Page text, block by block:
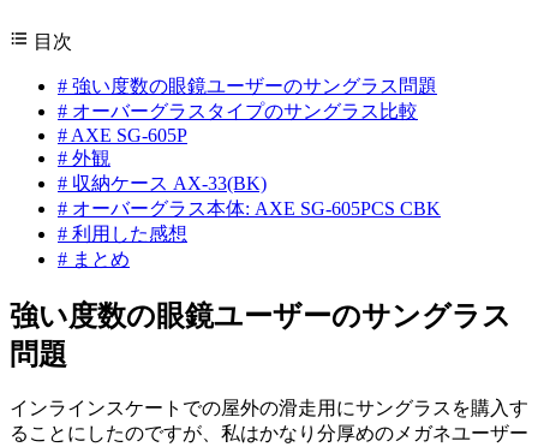
目次
# 強い度数の眼鏡ユーザーのサングラス問題
# オーバーグラスタイプのサングラス比較
# AXE SG-605P
# 外観
# 収納ケース AX-33(BK)
# オーバーグラス本体: AXE SG-605PCS CBK
# 利用した感想
# まとめ
強い度数の眼鏡ユーザーのサングラス
問題
インラインスケートでの屋外の滑走用にサングラスを購入す
ることにしたのですが、私はかなり分厚めのメガネユーザー